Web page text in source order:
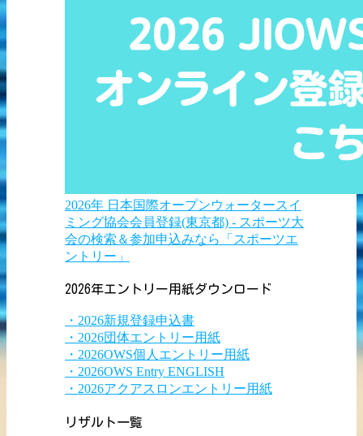
2026年 日本国際オープンウォータースイ
ミング協会会員登録(東京都) - スポーツ大
会の検索＆参加申込みなら「スポーツエ
ントリー」
2026年エントリー用紙ダウンロード
・2026新規登録申込書
・2026団体エントリー用紙
・2026OWS個人エントリー用紙
・2026OWS Entry ENGLISH
・2026アクアスロンエントリー用紙
リザルト一覧